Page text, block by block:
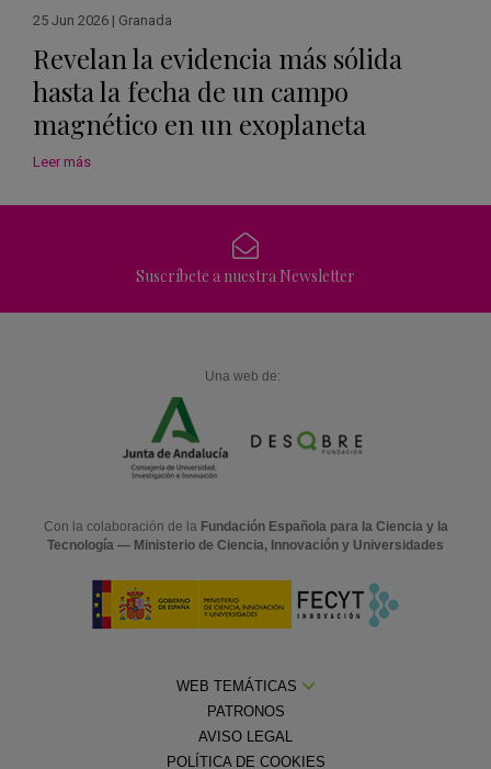
25 Jun 2026 | Granada
Revelan la evidencia más sólida
hasta la fecha de un campo
magnético en un exoplaneta
Leer más
Suscríbete a nuestra Newsletter
Una web de:
Con la colaboración de la Fundación Española para la Ciencia y la
Tecnología — Ministerio de Ciencia, Innovación y Universidades
WEB TEMÁTICAS
PATRONOS
AVISO LEGAL
POLÍTICA DE COOKIES